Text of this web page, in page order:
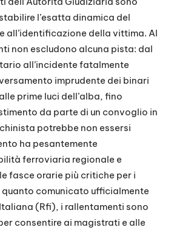
l’esatta dinamica del
all’identificazione della vittima. Al
non escludono alcuna pista: dal
all’incidente fatalmente
imprudente dei binari
prime luci dell’alba, fino
da parte di un convoglio in
potrebbe non essersi
ha pesantemente
ferroviaria regionale e
fasce orarie più critiche per i
comunicato ufficialmente
(Rfi), i rallentamenti sono
consentire ai magistrati e alle